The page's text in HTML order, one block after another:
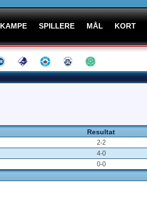
KAMPE SPILLERE MÅL KORT
Resultat
2-2
4-0
0-0